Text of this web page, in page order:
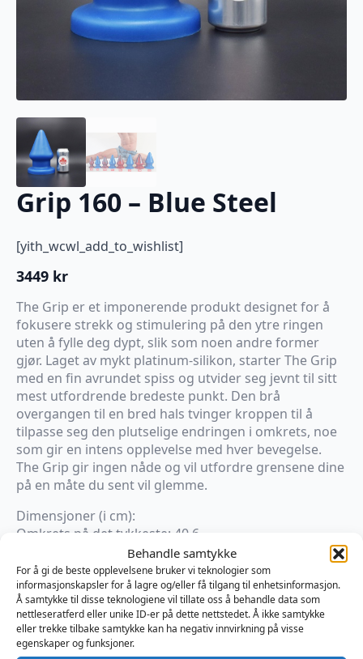
Behandle samtykke
For å gi de beste opplevelsene bruker vi teknologier som
informasjonskapsler for å lagre og/eller få tilgang til enhetsinformasjon.
Å samtykke til disse teknologiene vil tillate oss å behandle data som
nettleseratferd eller unike ID-er på dette nettstedet. Å ikke samtykke
eller trekke tilbake samtykke kan ha negativ innvirkning på visse
egenskaper og funksjoner.
Grip 160 – Blue Steel
[yith_wcwl_add_to_wishlist]
3449 kr
The Grip er et imponerende produkt designet for å
fokusere strekk og stimulering på den ytre ringen
uten å fylle deg dypt, slik som noen andre former
gjør. Laget av mykt platinum-silikon, starter The Grip
med en fin avrundet spiss og utvider seg jevnt til sitt
mest utfordrende bredeste punkt. Den brå
overgangen til en bred hals tvinger kroppen til å
tilpasse seg den plutselige endringen i omkrets, noe
som gir en intens opplevelse med hver bevegelse.
The Grip gir ingen nåde og vil utfordre grensene dine
på en måte du sent vil glemme.
Dimensjoner (i cm):
Omkrets på det tykkeste: 40,6
Diameter på det tykkeste: 13
Omkrets på det tynneste: 29,8
Diameter på det tynneste: 9,5
Innførbar lengde: 20,3
Kun 1 på lager